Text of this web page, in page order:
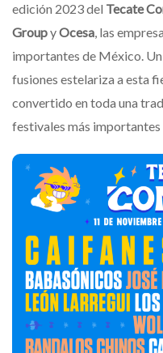
edición 2023 del Tecate
GroupyOcesa, las
importantes de México.
fusiones estelariza a esta
convertido en toda una
festivales más importantes